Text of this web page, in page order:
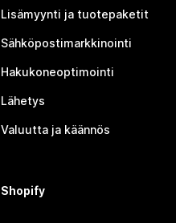
Lisämyynti ja tuotepaketit
Sähköpostimarkkinointi
Hakukoneoptimointi
Lähetys
Valuutta ja käännös
Shopify